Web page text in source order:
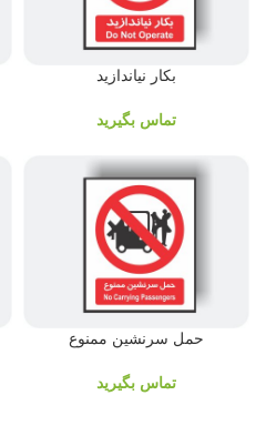
بکار نیاندازید
تماس بگیرید
حمل سرنشین ممنوع
تماس بگیرید